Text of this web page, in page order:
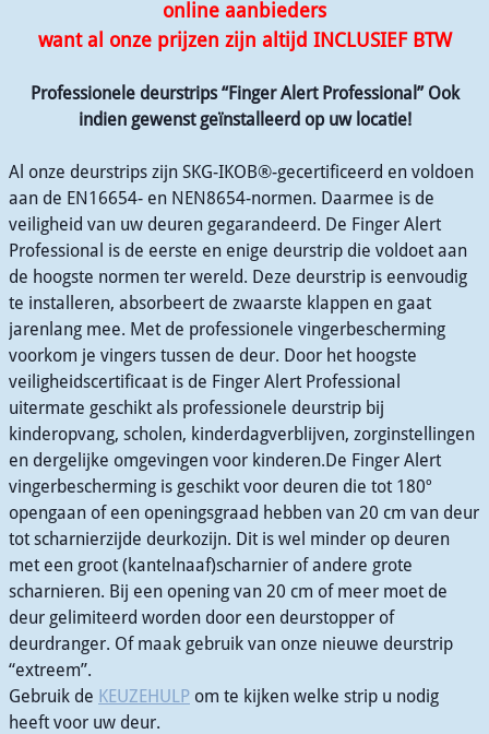
online aanbieders
want al onze prijzen zijn altijd INCLUSIEF BTW
Professionele deurstrips “Finger Alert Professional” Ook
indien gewenst geïnstalleerd op uw locatie!
Al onze deurstrips zijn SKG-IKOB®-gecertificeerd en voldoen
aan de EN16654- en NEN8654-normen. Daarmee is de
veiligheid van uw deuren gegarandeerd. De Finger Alert
Professional is de eerste en enige deurstrip die voldoet aan
de hoogste normen ter wereld. Deze deurstrip is eenvoudig
te installeren, absorbeert de zwaarste klappen en gaat
jarenlang mee. Met de professionele vingerbescherming
voorkom je vingers tussen de deur. Door het hoogste
veiligheidscertificaat is de Finger Alert Professional
uitermate geschikt als professionele deurstrip bij
kinderopvang, scholen, kinderdagverblijven, zorginstellingen
en dergelijke omgevingen voor kinderen.De Finger Alert
vingerbescherming is geschikt voor deuren die tot 180º
opengaan of een openingsgraad hebben van 20 cm van deur
tot scharnierzijde deurkozijn. Dit is wel minder op deuren
met een groot (kantelnaaf)scharnier of andere grote
scharnieren. Bij een opening van 20 cm of meer moet de
deur gelimiteerd worden door een deurstopper of
deurdranger. Of maak gebruik van onze nieuwe deurstrip
“extreem”.
Gebruik de KEUZEHULP om te kijken welke strip u nodig
heeft voor uw deur.